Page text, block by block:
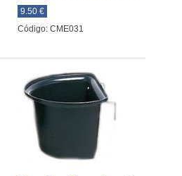
9.50 €
Código: CME031